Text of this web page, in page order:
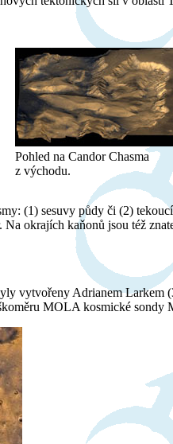
Pohled na Candor Chasma
z východu.
(1) sesuvy půdy či (2)
okrajích kaňonů jsou též
vytvořeny Adrianem Larkem
MOLA kosmické sondy